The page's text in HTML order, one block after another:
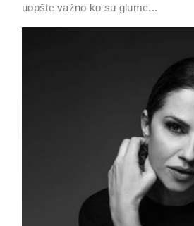
uopšte važno ko su glumc...